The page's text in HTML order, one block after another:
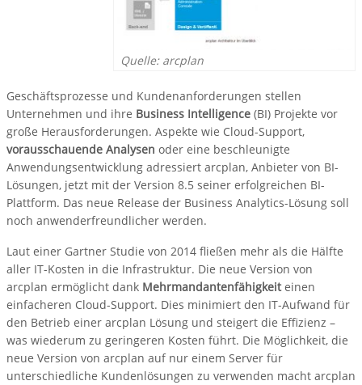
Quelle: arcplan
Geschäftsprozesse und Kundenanforderungen stellen
Unternehmen und ihre Business Intelligence (BI) Projekte vor
große Herausforderungen. Aspekte wie Cloud-Support,
vorausschauende Analysen oder eine beschleunigte
Anwendungsentwicklung adressiert arcplan, Anbieter von BI-
Lösungen, jetzt mit der Version 8.5 seiner erfolgreichen BI-
Plattform. Das neue Release der Business Analytics-Lösung soll
noch anwenderfreundlicher werden.
Laut einer Gartner Studie von 2014 fließen mehr als die Hälfte
aller IT-Kosten in die Infrastruktur. Die neue Version von
arcplan ermöglicht dank Mehrmandantenfähigkeiteinen
einfacheren Cloud-Support. Dies minimiert den IT-Aufwand für
den Betrieb einer arcplan Lösung und steigert die Effizienz –
was wiederum zu geringeren Kosten führt. Die Möglichkeit, die
neue Version von arcplan auf nur einem Server für
unterschiedliche Kundenlösungen zu verwenden macht arcplan